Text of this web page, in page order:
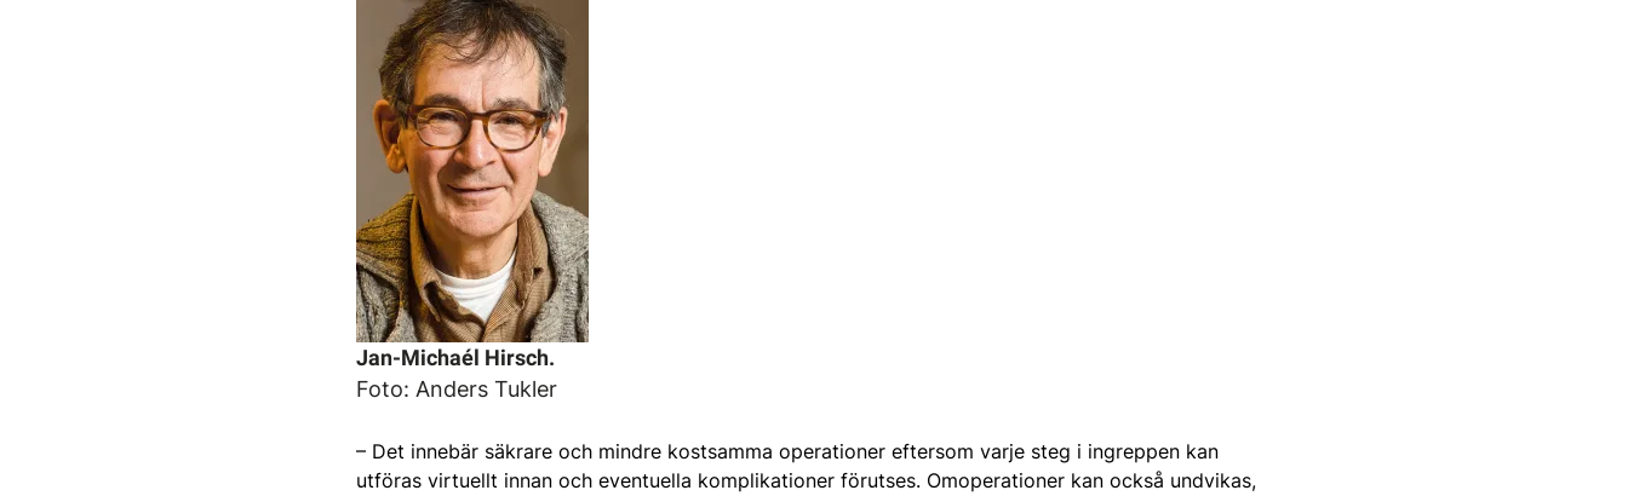
Jan-Michaél Hirsch.
Foto: Anders Tukler
– Det innebär säkrare och mindre kostsamma operationer eftersom varje steg i ingreppen kan
utföras virtuellt innan och eventuella komplikationer förutses. Omoperationer kan också undvikas,